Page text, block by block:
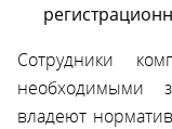
Сотрудники
необходимыми
владеют